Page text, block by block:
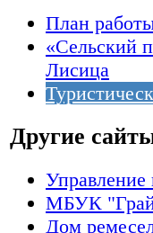
План
«Сельский
Лисица
Другие
Управление
МБУК
Дом